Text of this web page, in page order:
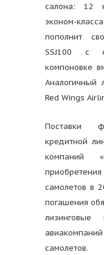
салона: 12
эконом-
пополнит
SSJ100 с
компоновке
Аналогичный
Red Wings
Поставки
кредитной
компаний
самолетов в
погашения
самолетов.